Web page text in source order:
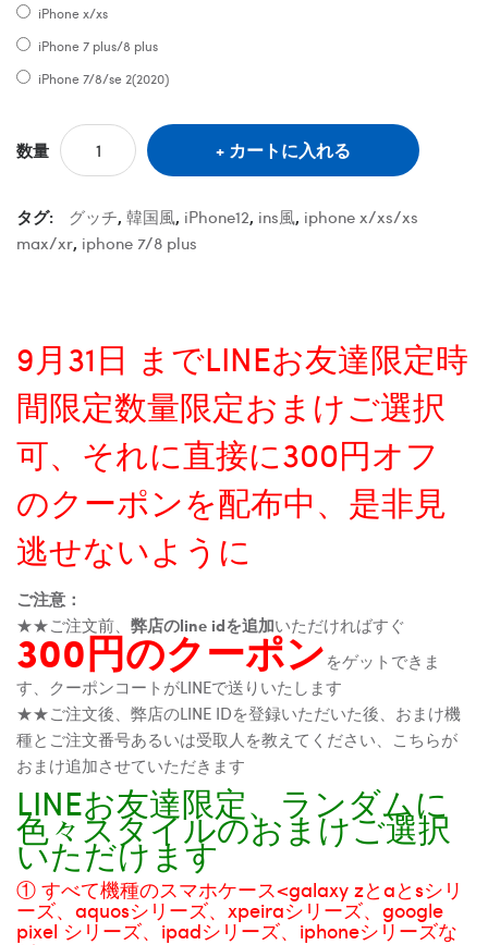
iPhone x/xs
iPhone 7 plus/8 plus
iPhone 7/8/se 2(2020)
数量 カートに入れる
タグ: グッチ, 韓国風, iPhone12, ins風, iphone x/xs/xs
max/xr, iphone 7/8 plus
9月31日 までLINEお友達限定時
間限定数量限定おまけご選択
可、それに直接に300円オフ
のクーポンを配布中、是非見
逃せないように
ご注意：
★★ご注文前、 弊店のline idを追加いただければすぐ
300円のクーポンをゲットできま
す、クーポンコートがLINEで送りいたします
★★ご注文後、弊店のLINE IDを登録いただいた後、おまけ機
種とご注文番号あるいは受取人を教えてください、こちらが
おまけ追加させていただきます
LINEお友達限定、ランダムに
色々スタイルのおまけご選択
いただけます
① すべて機種のスマホケース<galaxy zとaとsシリ
ーズ、aquosシリーズ、xpeiraシリーズ、google
pixel シリーズ、ipadシリーズ、iphoneシリーズな